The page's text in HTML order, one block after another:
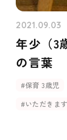
2021.09.03
年少（3
の言葉
#保育 3歳児
#いただきま